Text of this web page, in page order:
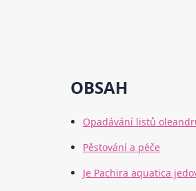
OBSAH
Opadávání listů
Pěstování a péče
Je Pachira aquatica